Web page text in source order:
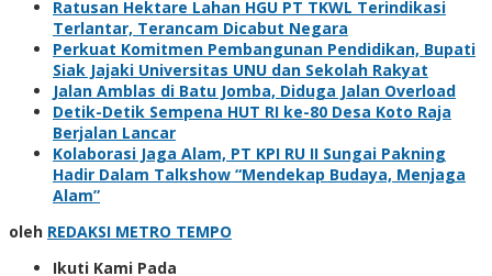
Ratusan Hektare Lahan HGU PT TKWL Terindikasi
Terlantar, Terancam Dicabut Negara
Perkuat Komitmen Pembangunan Pendidikan, Bupati
Siak Jajaki Universitas UNU dan Sekolah Rakyat
Jalan Amblas di Batu Jomba, Diduga Jalan Overload
Detik-Detik Sempena HUT RI ke-80 Desa Koto Raja
Berjalan Lancar
Kolaborasi Jaga Alam, PT KPI RU II Sungai Pakning
Hadir Dalam Talkshow “Mendekap Budaya, Menjaga
Alam”
oleh REDAKSI METRO TEMPO
Ikuti Kami Pada